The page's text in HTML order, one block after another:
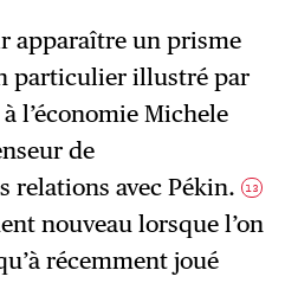
apparaître un prisme
particulier illustré par
l’économie Michele
de
relations avec Pékin.13
nouveau lorsque l’on
récemment joué